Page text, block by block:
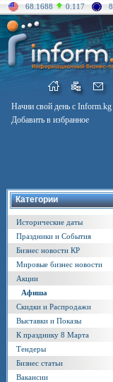
68.1688 0.117
Начни свой день с Inform.kg
Добавить в избранное
Категории
Исторические даты
Праздники и События
Бизнес новости КР
Мировые бизнес новости
Акции
Афиша
Скидки и Распродажи
Выставки и Показы
К празднику 8 Марта
Тендеры
Бизнес статьи
Вакансии